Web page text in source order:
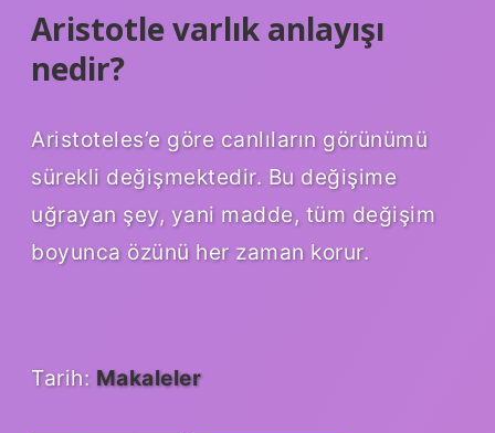
Aristotle varlık anlayışı
nedir?
Aristoteles’e göre canlıların görünümü
sürekli değişmektedir. Bu değişime
uğrayan şey, yani madde, tüm değişim
boyunca özünü her zaman korur.
Tarih: Makaleler